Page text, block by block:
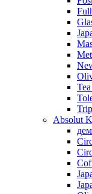
Absolut